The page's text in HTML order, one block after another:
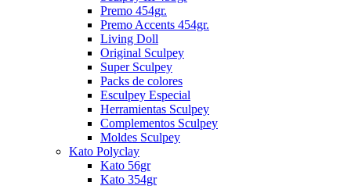
Premo 454gr.
Premo Accents 454gr.
Living Doll
Original Sculpey
Super Sculpey
Packs de colores
Esculpey Especial
Herramientas Sculpey
Complementos Sculpey
Moldes Sculpey
Kato Polyclay
Kato 56gr
Kato 354gr